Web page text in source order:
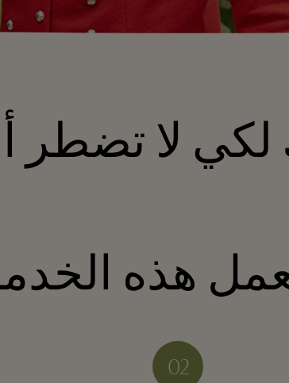
لا تضطر
هذه